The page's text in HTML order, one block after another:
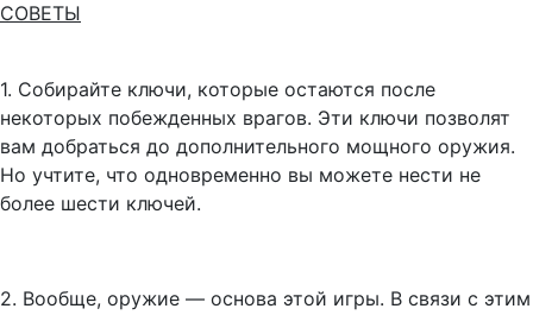
СОВЕТЫ
1. Собирайте ключи, которые остаются после
некоторых побежденных врагов. Эти ключи позволят
вам добраться до дополнительного мощного оружия.
Но учтите, что одновременно вы можете нести не
более шести ключей.
2. Вообще, оружие — основа этой игры. В связи с этим